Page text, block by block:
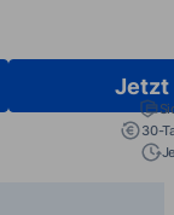
Jetzt
30-